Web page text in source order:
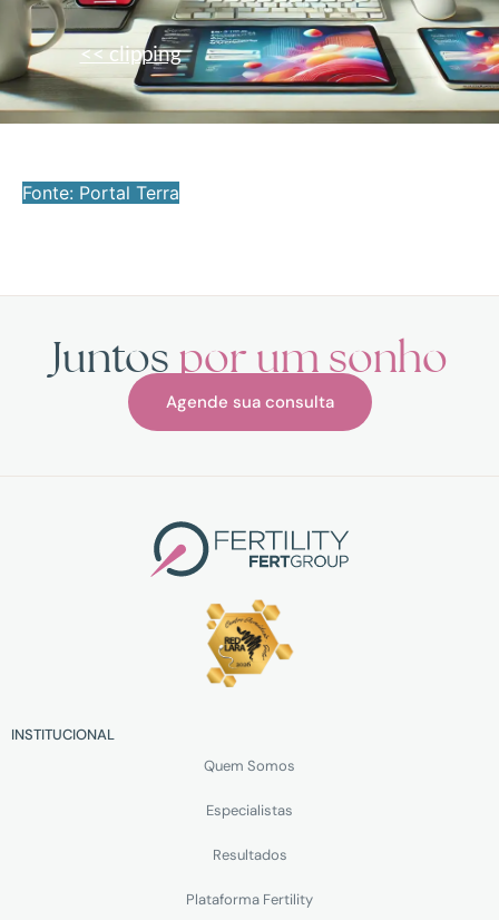
<< clipping
Fonte: Portal Terra
Juntos por um sonho
Agende sua consulta
INSTITUCIONAL
Quem Somos
Especialistas
Resultados
Plataforma Fertility